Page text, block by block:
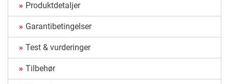
Produktdetaljer
Garantibetingelser
Test & vurderinger
Tilbehør